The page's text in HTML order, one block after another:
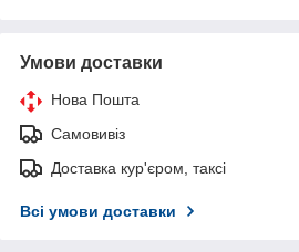
Умови доставки
Нова Пошта
Самовивіз
Доставка кур'єром, таксі
Всі умови доставки